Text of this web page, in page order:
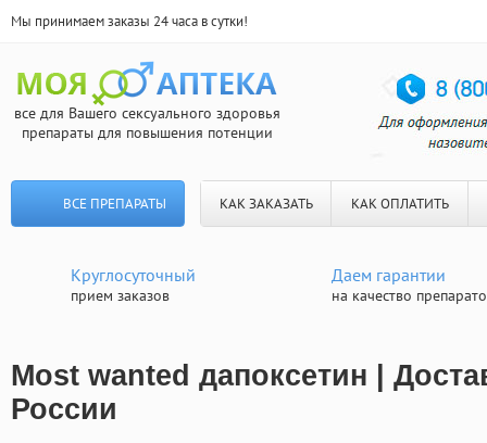
Мы принимаем заказы 24 часа в сутки!
все для Вашего сексуального здоровья
препараты для повышения потенции
ВСЕ ПРЕПАРАТЫ КАК ЗАКАЗАТЬ КАК ОПЛАТИТЬ
Круглосуточный
прием заказов
Даем гарантии
на качество
Most wanted дапоксетин |
России